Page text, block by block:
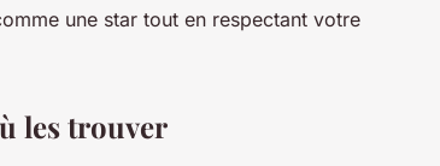
une star tout en respectant votre
les trouver